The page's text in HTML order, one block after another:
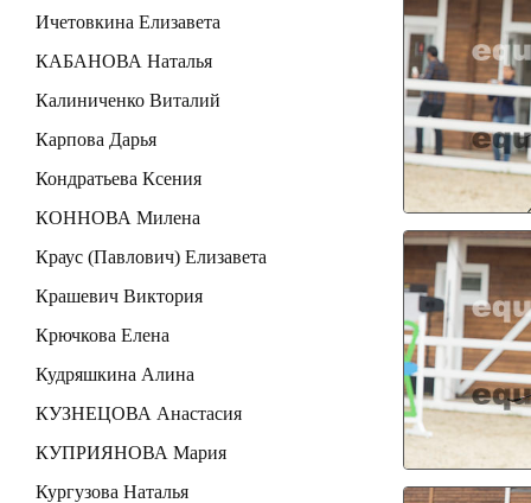
Ичетовкина Елизавета
КАБАНОВА Наталья
Калиниченко Виталий
Карпова Дарья
Кондратьева Ксения
КОННОВА Милена
Краус (Павлович) Елизавета
Крашевич Виктория
Крючкова Елена
Кудряшкина Алина
КУЗНЕЦОВА Анастасия
КУПРИЯНОВА Мария
Кургузова Наталья